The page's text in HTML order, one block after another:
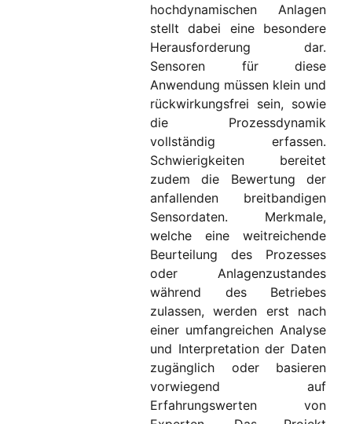
hochdynamischen Anlagen
stellt dabei eine besondere
Herausforderung dar.
Sensoren für diese
Anwendung müssen klein und
rückwirkungsfrei sein, sowie
die Prozessdynamik
vollständig erfassen.
Schwierigkeiten bereitet
zudem die Bewertung der
anfallenden breitbandigen
Sensordaten. Merkmale,
welche eine weitreichende
Beurteilung des Prozesses
oder Anlagenzustandes
während des Betriebes
zulassen, werden erst nach
einer umfangreichen Analyse
und Interpretation der Daten
zugänglich oder basieren
vorwiegend auf
Erfahrungswerten von